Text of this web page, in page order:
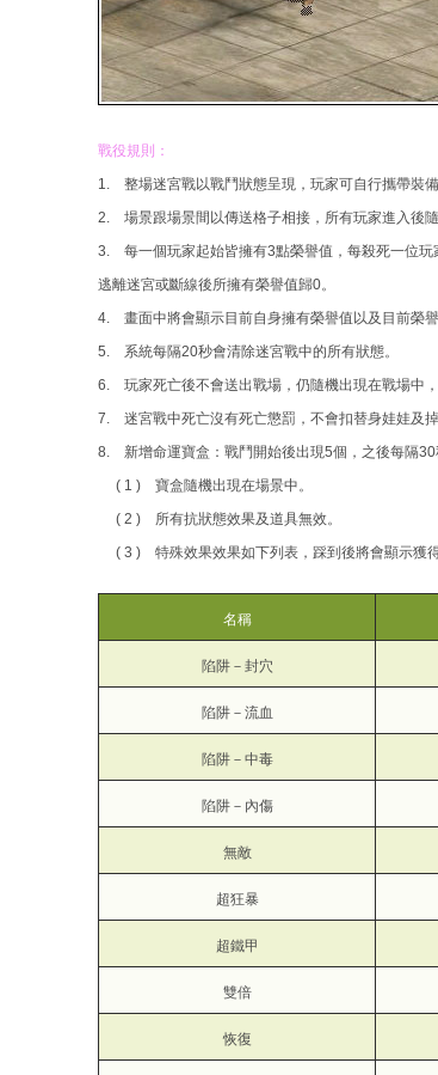
戰役規則：
1. 整場迷宮戰以戰鬥狀態呈現，玩家可自行攜帶裝備
2. 場景跟場景間以傳送格子相接，所有玩家進入後隨
3. 每一個玩家起始皆擁有3點榮譽值，每殺死一位玩
逃離迷宮或斷線後所擁有榮譽值歸0。
4. 畫面中將會顯示目前自身擁有榮譽值以及目前榮譽
5. 系統每隔20秒會清除迷宮戰中的所有狀態。
6. 玩家死亡後不會送出戰場，仍隨機出現在戰場中，
7. 迷宮戰中死亡沒有死亡懲罰，不會扣替身娃娃及掉
8. 新增命運寶盒：戰鬥開始後出現5個，之後每隔
( 1 ) 寶盒隨機出現在場景中。
( 2 ) 所有抗狀態效果及道具無效。
( 3 ) 特殊效果效果如下列表，踩到後將會顯示獲得
名稱
陷阱－封穴
陷阱－流血
陷阱－中毒
陷阱－內傷
無敵
超狂暴
超鐵甲
雙倍
恢復